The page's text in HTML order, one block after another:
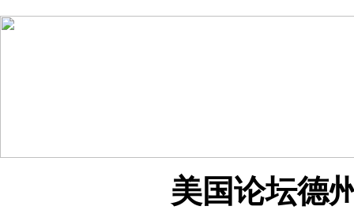
美国论坛德